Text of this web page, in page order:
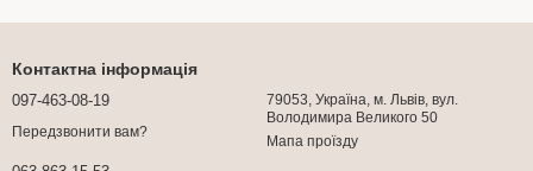
Контактна інформація
097-463-08-19
Передзвонити вам?
79053, Україна, м. Львів, вул.
Володимира Великого 50
Мапа проїзду